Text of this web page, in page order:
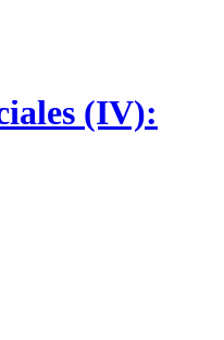
(IV):